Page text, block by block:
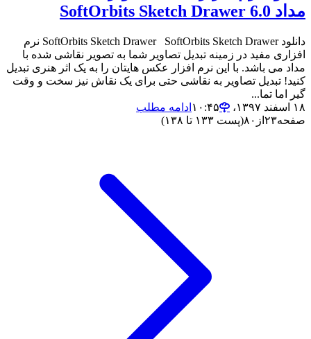
مداد SoftOrbits Sketch Drawer 6.0
دانلود SoftOrbits Sketch Drawer SoftOrbits Sketch Drawer نرم
افزاری مفید در زمینه تبدیل تصاویر شما به تصویر نقاشی شده با
مداد می باشد. با این نرم افزار عکس هایتان را به یک اثر هنری تبدیل
کنید! تبدیل تصاویر به نقاشی حتی برای یک نقاش نیز سخت و وقت
گیر اما تما...
۱۸ اسفند ۱۳۹۷،‏ ۱۰:۴۵
ادامه مطلب
صفحه۲۳ از ۸۰(پست ۱۳۳ تا ۱۳۸)